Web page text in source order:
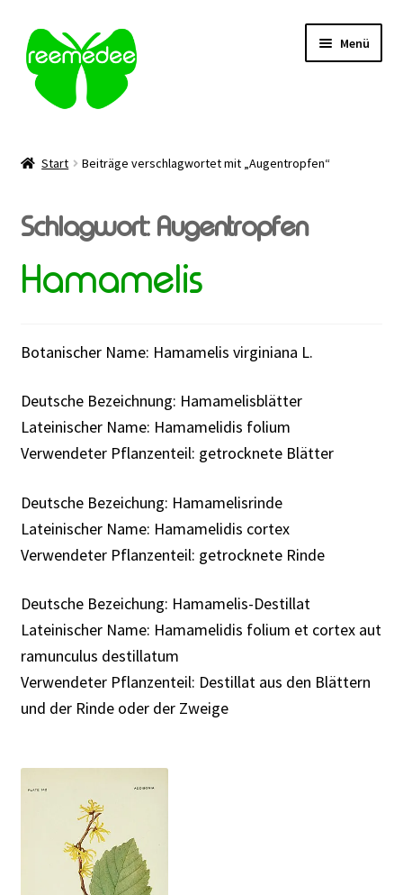
Zur
Navigation
springen
Zum
Inhalt
springen
Menü
Verabreichung
Sale
Rabattaktion
Start Beiträge verschlagwortet mit „Augentropfen“
Schlagwort: Augentropfen
Hamamelis
Botanischer Name: Hamamelis virginiana L.
Deutsche Bezeichnung: Hamamelisblätter
Lateinischer Name: Hamamelidis folium
Verwendeter Pflanzenteil: getrocknete Blätter
Deutsche Bezeichung: Hamamelisrinde
Lateinischer Name: Hamamelidis cortex
Verwendeter Pflanzenteil: getrocknete Rinde
Deutsche Bezeichung: Hamamelis-Destillat
Lateinischer Name: Hamamelidis folium et cortex aut
ramunculus destillatum
Verwendeter Pflanzenteil: Destillat aus den Blättern
und der Rinde oder der Zweige